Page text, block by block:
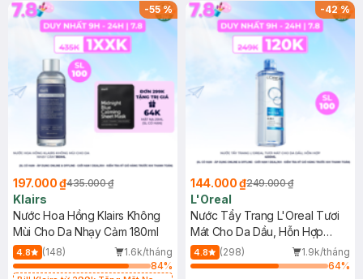
-55%
197.000 ₫435.000 ₫
Klairs
Nước Hoa Hồng Klairs Không
Mùi Cho Da Nhạy Cảm 180ml
4.8 (148)
1.6k/tháng
84%
-42%
144.000 ₫249.000 ₫
L'Oreal
Nước Tẩy Trang L'Oreal Tươi
Mát Cho Da Dầu, Hỗn Hợp
400ml
4.8 (298)
1.9k/tháng
64%